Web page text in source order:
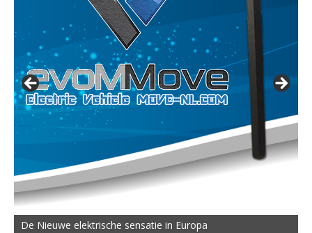
De Nieuwe elektrische sensatie in Europa
De MOVE Vigorous 1500 Highline | 45 km Topsnelheid en
50 km Actieradius